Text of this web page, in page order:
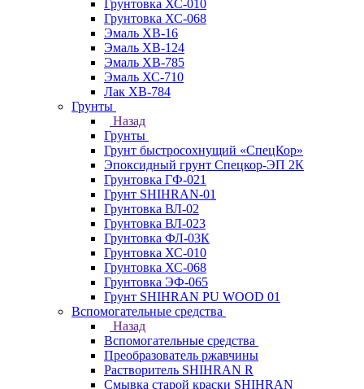
Грунтовка ХС-010
Грунтовка ХС-068
Эмаль ХВ-16
Эмаль ХВ-124
Эмаль ХВ-785
Эмаль ХС-710
Лак ХВ-784
Грунты
Назад
Грунты
Грунт быстросохнущий «СпецКор»
Эпоксидный грунт Спецкор-ЭП 2К
Грунтовка ГФ-021
Грунт SHIHRAN-01
Грунтовка ВЛ-02
Грунтовка ВЛ-023
Грунтовка ФЛ-03К
Грунтовка ХС-010
Грунтовка ХС-068
Грунтовка ЭФ-065
Грунт SHIHRAN PU WOOD 01
Вспомогательные средства
Назад
Вспомогательные средства
Преобразователь ржавчины
Растворитель SHIHRAN R
Смывка старой краски SHIHRAN